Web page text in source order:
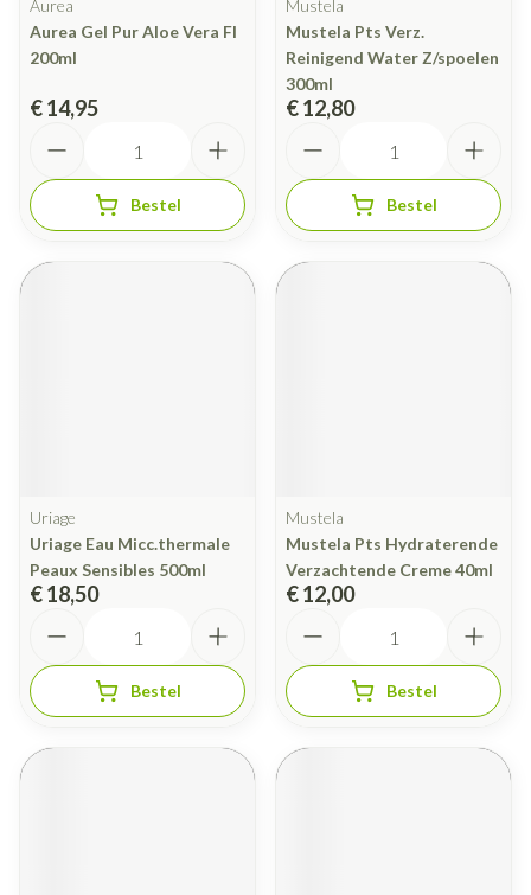
Aurea
Aurea Gel Pur Aloe Vera Fl
200ml
€ 14,95
Bestel
Mustela
Mustela Pts Verz.
Reinigend Water Z/spoelen
300ml
€ 12,80
Bestel
Uriage
Uriage Eau Micc.thermale
Peaux Sensibles 500ml
€ 18,50
Bestel
Mustela
Mustela Pts Hydraterende
Verzachtende Creme 40ml
€ 12,00
Bestel